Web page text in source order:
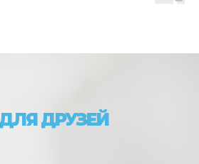
ДРУЗЕЙ